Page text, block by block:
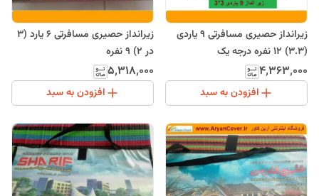
زیرانداز حصیری مسافرتی 9 یاردی
(3.3) 12 نفره درجه یک
۴٬۳۶۳٬۰۰۰
افزودن به سبد
زیرانداز حصیری مسافرتی 6 یارد (3
در 2) 9 نفره
۵٬۳۱۸٬۰۰۰
افزودن به سبد